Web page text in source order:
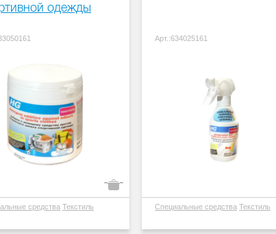
одежды
средства Текстиль
Арт.:634025161
Специальные средства Текстиль